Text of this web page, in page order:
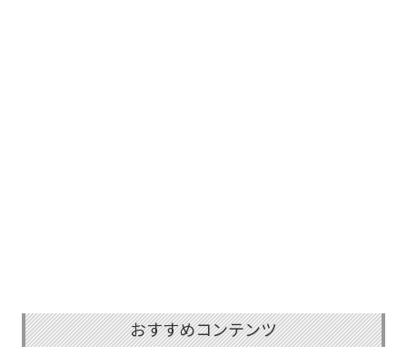
おすすめコンテンツ